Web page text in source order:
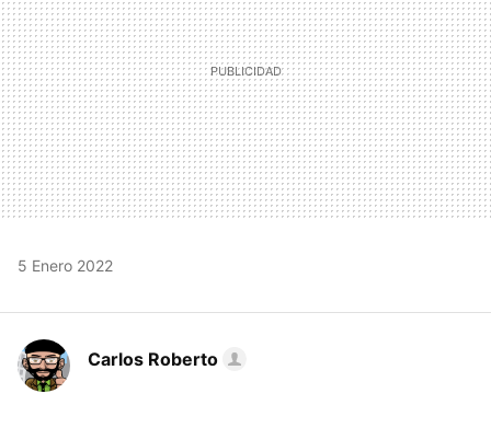
5 Enero 2022
Carlos Roberto